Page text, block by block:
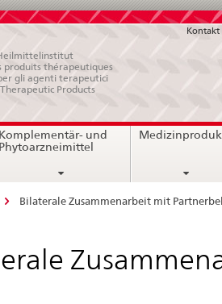
Kontakt
produits thérapeutiques
gli agenti terapeutici
Products
Komplementär- und
Phytoarzneimittel
Bilaterale Zusammenarbeit mit